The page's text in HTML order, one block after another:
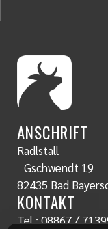
ANSCHRIFT
Radlstall
Gschwendt 19
82435 Bad
KONTAKT
Tel.:08867 /